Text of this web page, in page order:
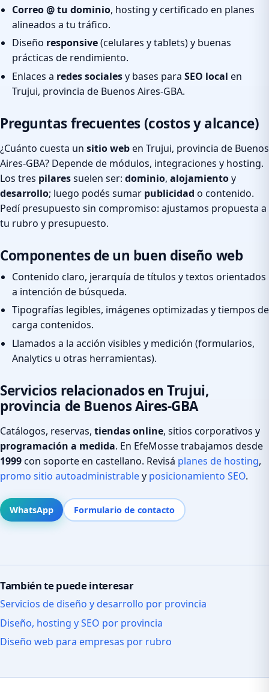
Correo @ tu dominio, hosting y certificado en planes
alineados a tu tráfico.
Diseño responsive(celulares y tablets) y buenas
prácticas de rendimiento.
Enlaces a redes socialesy bases para SEO local en
Trujui, provincia de Buenos Aires-GBA.
Preguntas frecuentes (costos y alcance)
¿Cuánto cuesta un sitio weben Trujui, provincia de Buenos
Aires-GBA? Depende de módulos, integraciones y hosting.
Los tres pilaressuelen ser: dominio, alojamientoy
desarrollo; luego podés sumar publicidad o contenido.
Pedí presupuesto sin compromiso: ajustamos propuesta a
tu rubro y presupuesto.
Componentes de un buen diseño web
Contenido claro, jerarquía de títulos y textos orientados
a intención de búsqueda.
Tipografías legibles, imágenes optimizadas y tiempos de
carga contenidos.
Llamados a la acción visibles y medición (formularios,
Analytics u otras herramientas).
Servicios relacionados en Trujui,
provincia de Buenos Aires-GBA
Catálogos, reservas, tiendas online, sitios corporativos y
programación a medida. En EfeMosse trabajamos desde
1999con soporte en castellano. Revisá planes de hosting,
promo sitio autoadministrabley posicionamiento SEO.
WhatsApp Formulario de contacto
También te puede interesar
Servicios de diseño y desarrollo por provincia
Diseño, hosting y SEO por provincia
Diseño web para empresas por rubro